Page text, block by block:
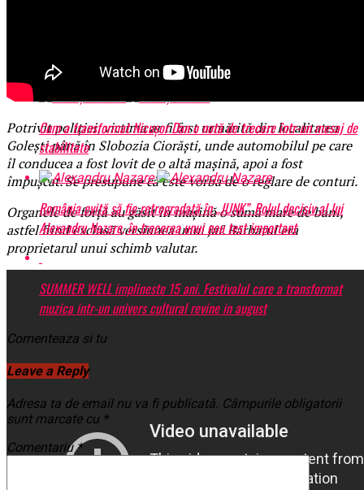
Potrivit poliției, victima ar fi fost urmărită din localitatea
Golești până în Slobozia Ciorăști, unde automobilul pe care
îl conducea a fost lovit de o altă mașină, apoi a fost
împușcat. Se presupune că este vorba de o reglare de conturi.
Organele de forță au găsit în mașină o sumă mare de bani,
astfel fiind exclusă versiunea unui jaf. Bărbatul era
proprietarul unui schimb valutar.
îți cunosc hainele mai bine decât tine
Cum a transformat Nicușor Dan o notă de trecere într-un mesaj de
stabilitate
România evită să fie retrogradată în „JUNK”. Rolul decisiv al lui
Alexandru Nazare, în trecerea unui nou test important
SUMMER WELL implineste 15 ani. Festivalul care a transformat
muzica intr-un univers cultural revine in august
Comenteaza si tu
Leave a Reply
Adresa ta de email nu va fi publicată. Câmpurile obligatorii
sunt marcate cu *
Comentariu*